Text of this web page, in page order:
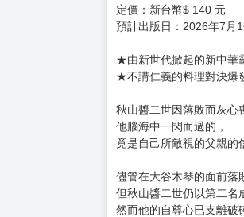
定價：新台幣$ 140 元
預計出版日：2026年7月
★由新世代掀起的新中華
★不講仁義的料理對決爆
秋山醬二世因落敗而灰心
他腦海中一閃而過的，
竟是自己所敵視的父親的
儘管在大谷木琴的面前落
但秋山醬二世仍以第二名
然而他的自尊心已支離破